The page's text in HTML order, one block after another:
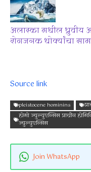
अलास्का मधील ध्रुवीय
रोगजनक धोक्यांचा
Source link
pleistocene hominins
होमो ज्युल्युएन्सिस प्राचीन
ज्युल्युएन्सिस
Join WhatsApp